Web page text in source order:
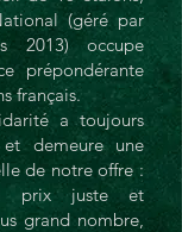
(géré par
2013) occupe
prépondérante
français.
a toujours
demeure une
de notre offre :
prix juste et
grand nombre,